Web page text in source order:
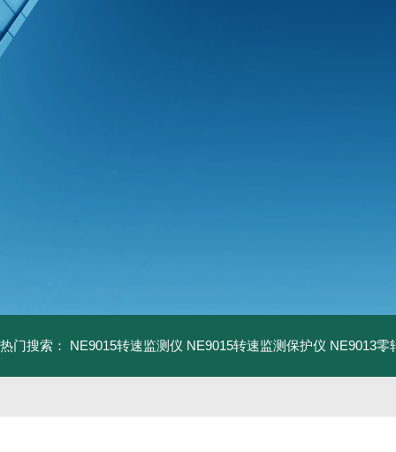
热门搜索： NE9015转速监测仪 NE9015转速监测保护仪 NE9013零